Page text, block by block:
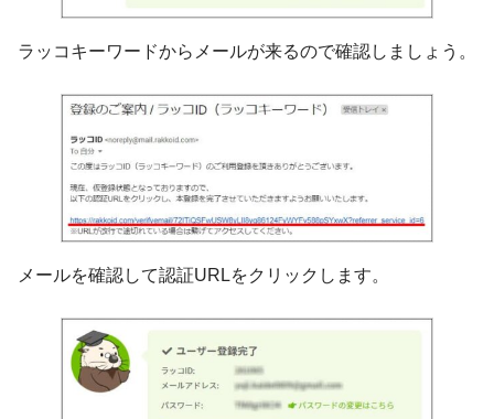
ラッコキーワードからメールが来るので確認しましょう。
メールを確認して認証URLをクリックします。